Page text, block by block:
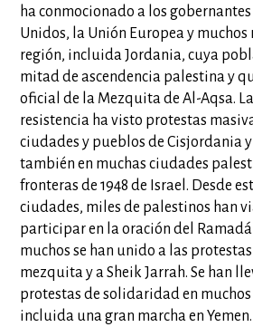
ha conmocionado a los
Unidos, la Unión Europea y muchos
región, incluida Jordania, cuya
mitad de ascendencia palestina y
oficial de la Mezquita de Al-Aqsa.
resistencia ha visto protestas
ciudades y pueblos de Cisjordania y
también en muchas ciudades
fronteras de 1948 de Israel. Desde
ciudades, miles de palestinos han
participar en la oración del
muchos se han unido a las
mezquita y a Sheik Jarrah. Se han
protestas de solidaridad en
incluida una gran marcha en Yemen.